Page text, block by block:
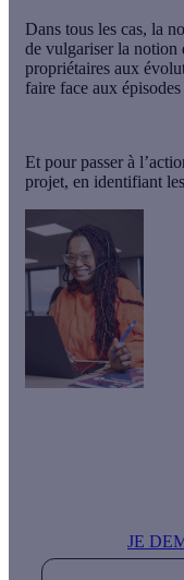
Dans tous les cas, la
de vulgariser la notion
propriétaires aux
faire face aux
Et pour passer à
projet, en identifiant
JE